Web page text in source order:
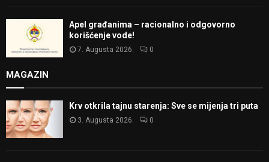
Apel građanima – racionalno i odgovorno
korišćenje vode!
7. Augusta 2026. 0
MAGAZIN
Krv otkrila tajnu starenja: Sve se mijenja tri puta
3. Augusta 2026. 0